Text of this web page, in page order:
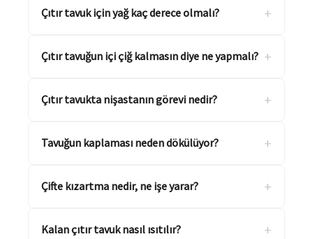
Çıtır tavuk için yağ kaç derece olmalı? +
Çıtır tavuğun içi çiğ kalmasın diye ne yapmalı? +
Çıtır tavukta nişastanın görevi nedir? +
Tavuğun kaplaması neden dökülüyor? +
Çifte kızartma nedir, ne işe yarar? +
Kalan çıtır tavuk nasıl ısıtılır? +